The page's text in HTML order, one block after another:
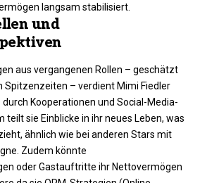
langsam stabilisiert.
und
aus vergangenen Rollen – geschätzt
Spitzenzeiten – verdient Mimi Fiedler
Kooperationen und Social-Media-
teilt sie Einblicke in ihr neues Leben, was
ähnlich wie bei anderen Stars mit
Zudem könnte
oder Gastauftritte ihr Nettovermögen